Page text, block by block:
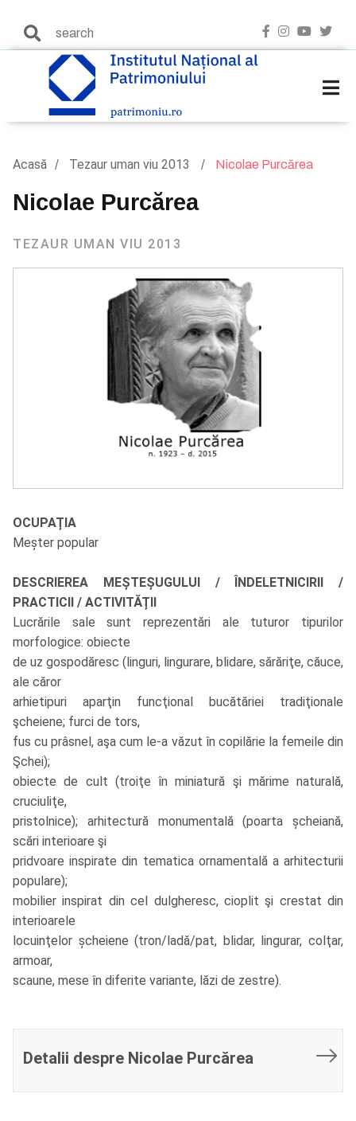
Acasă Tezaur uman viu 2013 Nicolae Purcărea
Nicolae Purcărea
TEZAUR UMAN VIU 2013
OCUPAȚIA
Meșter popular
DESCRIEREA MEȘTEȘUGULUI / ÎNDELETNICIRII /
PRACTICII / ACTIVITĂȚII
Lucrările sale sunt reprezentări ale tuturor tipurilor
morfologice: obiecte
de uz gospodăresc (linguri, lingurare, blidare, sărăriţe, căuce,
ale căror
arhietipuri aparţin funcţional bucătăriei tradiţionale
şcheiene; furci de tors,
fus cu prâsnel, aşa cum le-a văzut în copilărie la femeile din
Şchei);
obiecte de cult (troiţe în miniatură şi mărime naturală,
cruciuliţe,
pristolnice); arhitectură monumentală (poarta șcheiană,
scări interioare şi
pridvoare inspirate din tematica ornamentală a arhitecturii
populare);
mobilier inspirat din cel dulgheresc, cioplit şi crestat din
interioarele
locuinţelor șcheiene (tron/ladă/pat, blidar, lingurar, colţar,
armoar,
scaune, mese în diferite variante, lăzi de zestre).
Detalii despre Nicolae Purcărea